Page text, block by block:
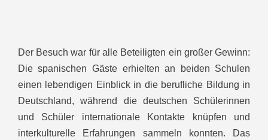
Der Besuch war für alle Beteiligten ein großer Gewinn:
Die spanischen Gäste erhielten an beiden Schulen
einen lebendigen Einblick in die berufliche Bildung in
Deutschland, während die deutschen Schülerinnen
und Schüler internationale Kontakte knüpfen und
interkulturelle Erfahrungen sammeln konnten. Das